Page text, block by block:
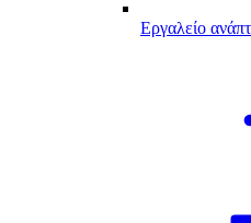
Εργαλείο